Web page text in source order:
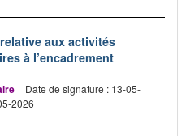
aux activités
à l’encadrement
Date de signature : 13-05-
2026